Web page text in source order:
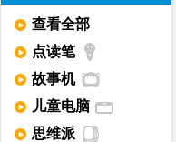
查看全部
点读笔
故事机
儿童电脑
思维派